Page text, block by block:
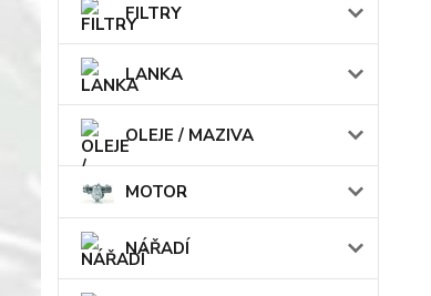
FILTRY
LANKA
OLEJE / MAZIVA
MOTOR
NÁŘADÍ